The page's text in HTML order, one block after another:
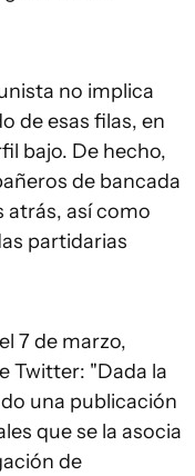
no implica
de esas filas, en
bajo. De hecho,
de bancada
atrás, así como
partidarias
7 de marzo,
Twitter: "Dada la
una publicación
que se la asocia
de